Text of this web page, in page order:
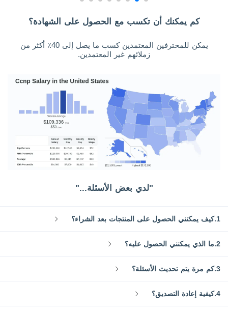
كم يمكنك أن تكسب مع الحصول على الشهادة؟
يمكن للمحترفين المعتمدين كسب ما يصل إلى 40٪ أكثر من
زملائهم غير المعتمدين.
"لدي بعض الأسئلة..."
1.كيف يمكنني الحصول على المنتجات بعد الشراء؟
2.ما الذي يمكنني الحصول عليه؟
3.كم مرة يتم تحديث الأسئلة؟
4.كيفية إعادة التصديق؟